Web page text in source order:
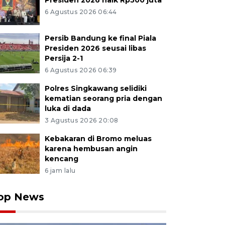
6 Agustus 2026 06:44
Persib Bandung ke final Piala
Presiden 2026 seusai libas
Persija 2-1
6 Agustus 2026 06:39
Polres Singkawang selidiki
kematian seorang pria dengan
luka di dada
3 Agustus 2026 20:08
Kebakaran di Bromo meluas
karena hembusan angin
kencang
6 jam lalu
News